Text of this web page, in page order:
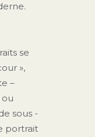
se
»,
–
sous -
portrait